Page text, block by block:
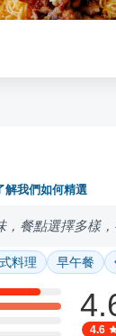
解我們如何精選
餐點選擇多樣
料理 早午餐
4.6